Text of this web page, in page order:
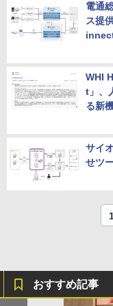
電通
ス提
WHI
t」、
る新
サイ
せツ
おすすめ記事